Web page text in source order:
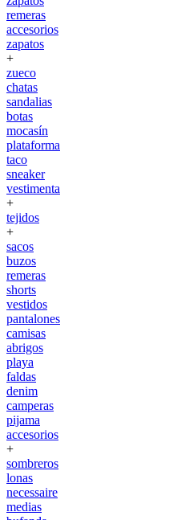
remeras
accesorios
zapatos
+
zueco
chatas
sandalias
botas
mocasín
plataforma
taco
sneaker
vestimenta
+
tejidos
+
sacos
buzos
remeras
shorts
vestidos
pantalones
camisas
abrigos
playa
faldas
denim
camperas
pijama
accesorios
+
sombreros
lonas
necessaire
medias